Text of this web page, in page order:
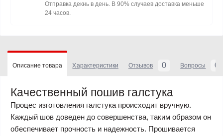
Отправка декнь в день. В 90% случаев доставка меньше
24 часов.
Описание товара Характеристики Отзывов 0 Вопросы 0
Качественный пошив галстука
Процес изготовления галстука происходит вручную.
Каждый шов доведен до совершенства, таким образом он
обеспечивает прочность и надежность. Прошивается